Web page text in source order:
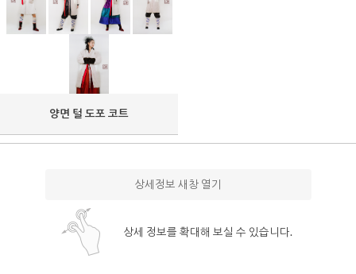
양면 털 도포 코트
상세정보 새창 열기
상세 정보를 확대해 보실 수 있습니다.